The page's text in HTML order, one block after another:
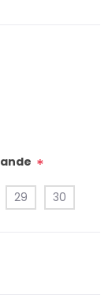
*
29 30